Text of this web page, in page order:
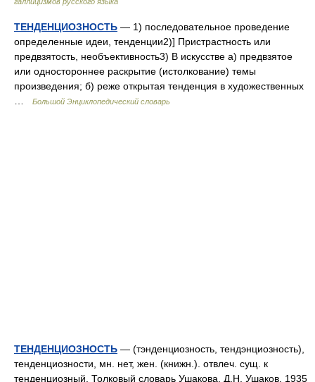
ТЕНДЕНЦИОЗНОСТЬ — 1) последовательное проведение
определенные идеи, тенденции2)] Пристрастность или
предвзятость, необъективность3) В искусстве а) предвзятое
или одностороннее раскрытие (истолкование) темы
произведения; б) реже открытая тенденция в художественных
Большой Энциклопедический словарь
ТЕНДЕНЦИОЗНОСТЬ — (тэнденциозность, тендэнциозность),
тенденциозности, мн. нет, жен. (книжн.). отвлеч. сущ. к
тенденциозный. Толковый словарь Ушакова. Д.Н. Ушаков. 1935